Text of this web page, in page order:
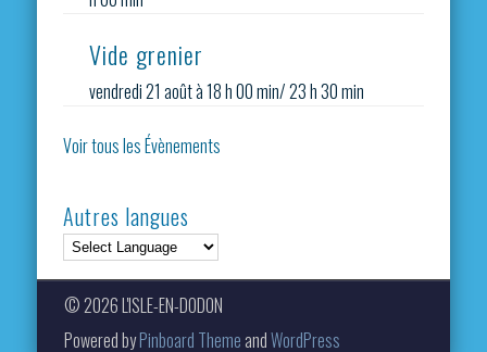
Vide grenier
vendredi 21 août à 18 h 00 min/23 h 30 min
Voir tous les Évènements
Autres langues
© 2026 L'ISLE-EN-DODON
Powered byPinboard Theme andWordPress